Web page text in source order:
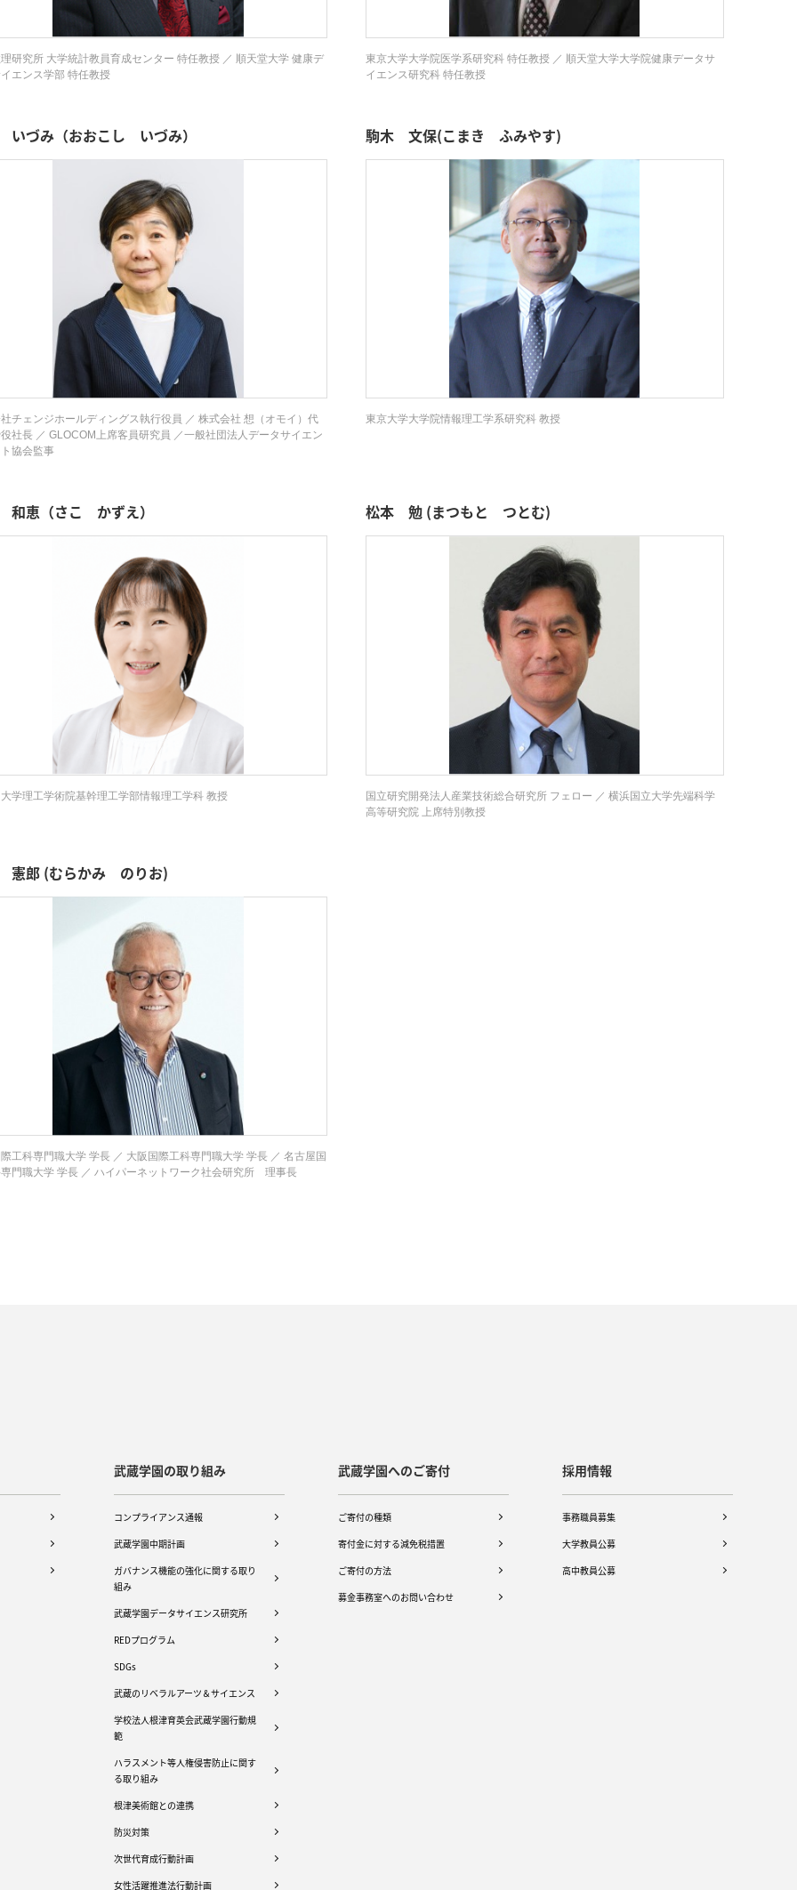
研究所 大学統計教員育成センター 特任教授 ／ 順天堂大学 健康デ
エンス学部 特任教授
東京大学大学院医学系研究科 特任教授 ／ 順天堂大学大学院健康データサ
イエンス研究科 特任教授
づみ（おおこし いづみ）
チェンジホールディングス執行役員 ／ 株式会社 想（オモイ）代
社長 ／ GLOCOM上席客員研究員 ／一般社団法人データサイエン
協会監事
駒木 文保(こまき ふみやす)
東京大学大学院情報理工学系研究科 教授
恵（さこ かずえ）
学理工学術院基幹理工学部情報理工学科 教授
松本 勉 (まつもと つとむ)
国立研究開発法人産業技術総合研究所 フェロー ／ 横浜国立大学先端科学
高等研究院 上席特別教授
憲郎 (むらかみ のりお)
工科専門職大学 学長 ／ 大阪国際工科専門職大学 学長 ／ 名古屋国
門職大学 学長 ／ ハイパーネットワーク社会研究所 理事長
武蔵学園の取り組み
コンプライアンス通報
武蔵学園中期計画
ガバナンス機能の強化に関する取り
組み
武蔵学園データサイエンス研究所
REDプログラム
SDGs
武蔵のリベラルアーツ＆サイエンス
学校法人根津育英会武蔵学園行動規
範
ハラスメント等人権侵害防止に関す
る取り組み
根津美術館との連携
防災対策
次世代育成行動計画
女性活躍推進法行動計画
武蔵学園へのご寄付
ご寄付の種類
寄付金に対する減免税措置
ご寄付の方法
募金事務室へのお問い合わせ
採用情報
事務職員募集
大学教員公募
高中教員公募